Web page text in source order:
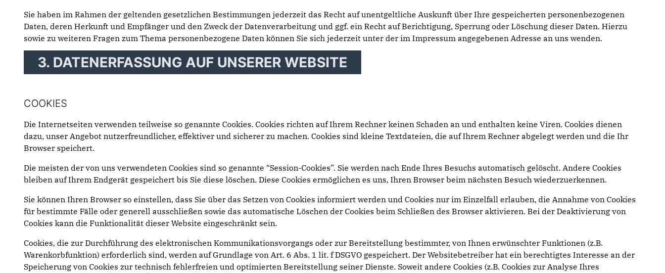
Sie haben im Rahmen der geltenden gesetzlichen Bestimmungen jederzeit das Recht auf unentgeltliche Auskunft über Ihre gespeicherten personenbezogenen
Daten, deren Herkunft und Empfänger und den Zweck der Datenverarbeitung und ggf. ein Recht auf Berichtigung, Sperrung oder Löschung dieser Daten. Hierzu
sowie zu weiteren Fragen zum Thema personenbezogene Daten können Sie sich jederzeit unter der im Impressum angegebenen Adresse an uns wenden.
3. DATENERFASSUNG AUF UNSERER WEBSITE
COOKIES
Die Internetseiten verwenden teilweise so genannte Cookies. Cookies richten auf Ihrem Rechner keinen Schaden an und enthalten keine Viren. Cookies dienen
dazu, unser Angebot nutzerfreundlicher, effektiver und sicherer zu machen. Cookies sind kleine Textdateien, die auf Ihrem Rechner abgelegt werden und die Ihr
Browser speichert.
Die meisten der von uns verwendeten Cookies sind so genannte “Session-Cookies”. Sie werden nach Ende Ihres Besuchs automatisch gelöscht. Andere Cookies
bleiben auf Ihrem Endgerät gespeichert bis Sie diese löschen. Diese Cookies ermöglichen es uns, Ihren Browser beim nächsten Besuch wiederzuerkennen.
Sie können Ihren Browser so einstellen, dass Sie über das Setzen von Cookies informiert werden und Cookies nur im Einzelfall erlauben, die Annahme von Cookies
für bestimmte Fälle oder generell ausschließen sowie das automatische Löschen der Cookies beim Schließen des Browser aktivieren. Bei der Deaktivierung von
Cookies kann die Funktionalität dieser Website eingeschränkt sein.
Cookies, die zur Durchführung des elektronischen Kommunikationsvorgangs oder zur Bereitstellung bestimmter, von Ihnen erwünschter Funktionen (z.B.
Warenkorbfunktion) erforderlich sind, werden auf Grundlage von Art. 6 Abs. 1 lit. f DSGVO gespeichert. Der Websitebetreiber hat ein berechtigtes Interesse an der
Speicherung von Cookies zur technisch fehlerfreien und optimierten Bereitstellung seiner Dienste. Soweit andere Cookies (z.B. Cookies zur Analyse Ihres